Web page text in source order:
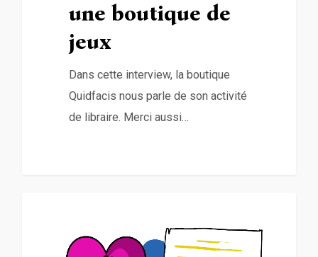
une boutique de
jeux
Dans cette interview, la boutique
Quidfacis nous parle de son activité
de libraire. Merci aussi…